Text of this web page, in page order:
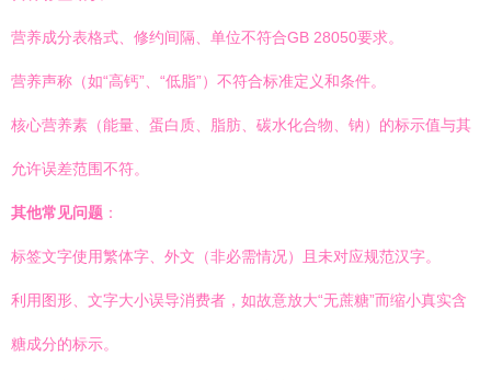
营养成分表格式、修约间隔、单位不符合GB 28050要求。
营养声称（如“高钙”、“低脂”）不符合标准定义和条件。
核心营养素（能量、蛋白质、脂肪、碳水化合物、钠）的标示值与其
允许误差范围不符。
其他常见问题 ：
标签文字使用繁体字、外文（非必需情况）且未对应规范汉字。
利用图形、文字大小误导消费者，如故意放大“无蔗糖”而缩小真实含
糖成分的标示。